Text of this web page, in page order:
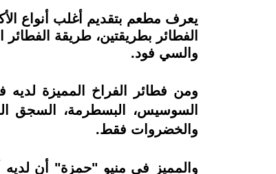
يعرف مطعم بتقديم أغلب أنواع
الفطائر بطريقتين، طريقة
والسي فود.
ومن فطائر الفراخ المميزة لديه
السوسيس، البسطرمة، السجق
والخضروات فقط.
والمميز في منيو "حمزة" أن